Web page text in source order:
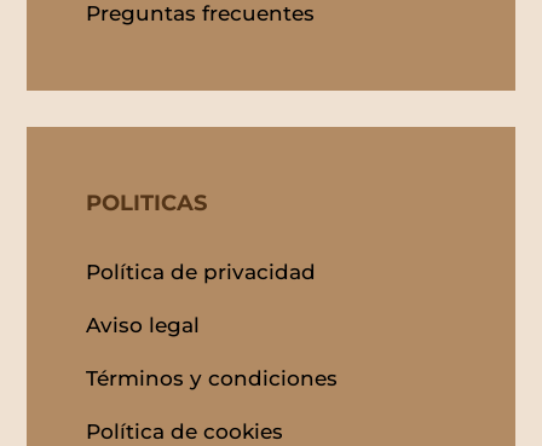
Preguntas frecuentes
POLITICAS
Política de privacidad
Aviso legal
Términos y condiciones
Política de cookies